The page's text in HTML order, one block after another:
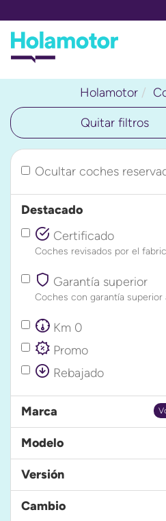
Holamotor
Quitar filtros
Ocultar coches
Destacado
Certificado
Coches revisados por el
Garantía superior
Coches con garantía superior
Km 0
Promo
Rebajado
Marca
Modelo
Versión
Cambio